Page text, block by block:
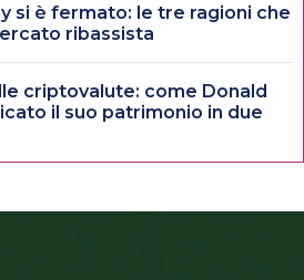
si è fermato: le tre ragioni che
ribassista
criptovalute: come Donald
il suo patrimonio in due